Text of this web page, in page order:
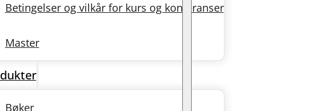
Betingelser og vilkår for kurs og konferanser
Master
Bøker